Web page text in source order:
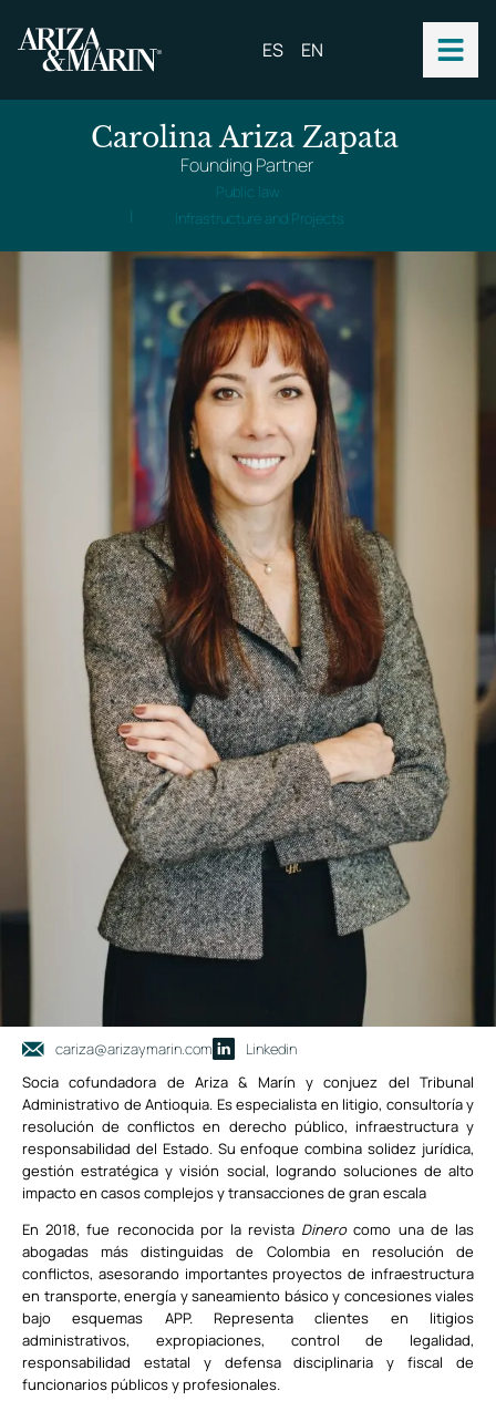
ES EN
Carolina Ariza Zapata
Founding Partner
Public law
| Infrastructure and Projects
Socia cofundadora de Ariza & Marín y conjuez del Tribunal
Administrativo de Antioquia. Es especialista en litigio, consultoría y
resolución de conflictos en derecho público, infraestructura y
responsabilidad del Estado. Su enfoque combina solidez jurídica,
gestión estratégica y visión social, logrando soluciones de alto
impacto en casos complejos y transacciones de gran escala
En 2018, fue reconocida por la revista Dinerocomo una de las
abogadas más distinguidas de Colombia en resolución de
conflictos, asesorando importantes proyectos de infraestructura
en transporte, energía y saneamiento básico y concesiones viales
bajo esquemas APP. Representa clientes en litigios
administrativos, expropiaciones, control de legalidad,
responsabilidad estatal y defensa disciplinaria y fiscal de
funcionarios públicos y profesionales.
cariza@arizaymarin.com Linkedin